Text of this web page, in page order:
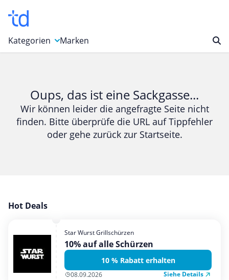
Kategorien
Bücher & Magazine
Computer & Elektronik
Entertainment & Media
Garten, Haushalt & Tiere
Mobilfunk & Internet
Mode & Accessoires
Shopping
Marken
Oups, das ist eine Sackgasse...
Wir können leider die angefragte Seite nicht
finden. Bitte überprüfe die URL auf Tippfehler
oder gehe zurück zur Startseite.
Hot Deals
Star Wurst Grillschürzen
10% auf alle Schürzen
10 % Rabatt erhalten
08.09.2026 Siehe Details